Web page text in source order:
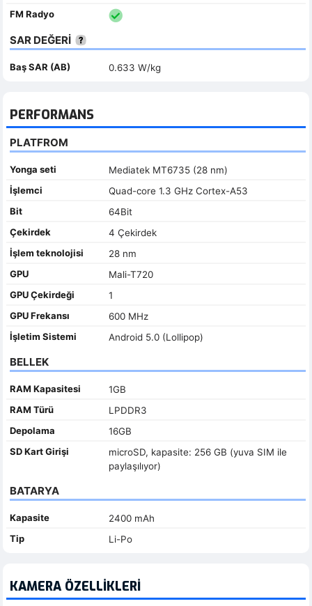
FM Radyo
SAR DEĞERİ
Baş SAR (AB) 0.633 W/kg
PERFORMANS
PLATFROM
Yonga seti
Mediatek MT6735 (28 nm)
İşlemci
Quad-core 1.3 GHz Cortex-A53
Bit
64Bit
Çekirdek
4 Çekirdek
İşlem teknolojisi
28 nm
GPU
Mali-T720
GPU Çekirdeği
1
GPU Frekansı
600 MHz
İşletim Sistemi
Android 5.0 (Lollipop)
BELLEK
RAM Kapasitesi
1GB
RAM Türü
LPDDR3
Depolama
16GB
SD Kart Girişi
microSD, kapasite: 256 GB (yuva SIM ile
paylaşılıyor)
BATARYA
Kapasite
2400 mAh
Tip
Li-Po
KAMERA ÖZELLIKLERI